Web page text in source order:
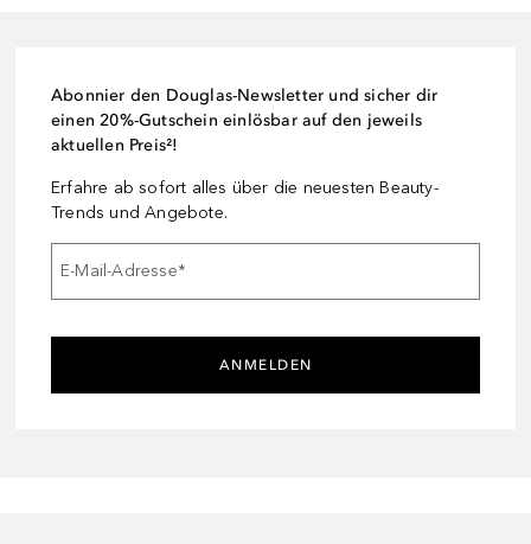
Abonnier den Douglas-Newsletter und sicher dir
einen 20%-Gutschein einlösbar auf den jeweils
aktuellen Preis²!
Erfahre ab sofort alles über die neuesten Beauty-
Trends und Angebote.
E-Mail-Adresse*
ANMELDEN